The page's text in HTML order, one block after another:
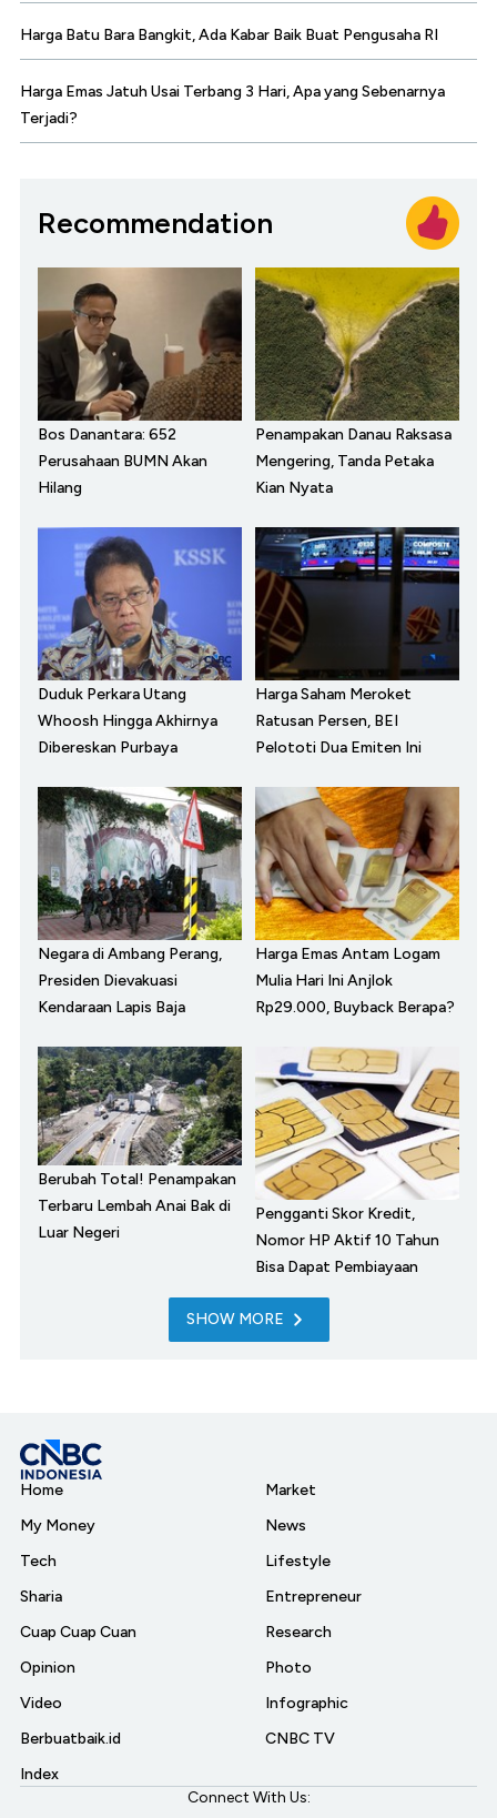
Harga Batu Bara Bangkit, Ada Kabar Baik Buat Pengusaha RI
Harga Emas Jatuh Usai Terbang 3 Hari, Apa yang Sebenarnya
Terjadi?
Recommendation
Bos Danantara: 652
Perusahaan BUMN Akan
Hilang
Penampakan Danau Raksasa
Mengering, Tanda Petaka
Kian Nyata
Duduk Perkara Utang
Whoosh Hingga Akhirnya
Dibereskan Purbaya
Harga Saham Meroket
Ratusan Persen, BEI
Pelototi Dua Emiten Ini
Negara di Ambang Perang,
Presiden Dievakuasi
Kendaraan Lapis Baja
Harga Emas Antam Logam
Mulia Hari Ini Anjlok
Rp29.000, Buyback Berapa?
Berubah Total! Penampakan
Terbaru Lembah Anai Bak di
Luar Negeri
Pengganti Skor Kredit,
Nomor HP Aktif 10 Tahun
Bisa Dapat Pembiayaan
SHOW MORE
Home
My Money
Tech
Sharia
Cuap Cuap Cuan
Opinion
Video
Berbuatbaik.id
Index
Market
News
Lifestyle
Entrepreneur
Research
Photo
Infographic
CNBC TV
Connect With Us: